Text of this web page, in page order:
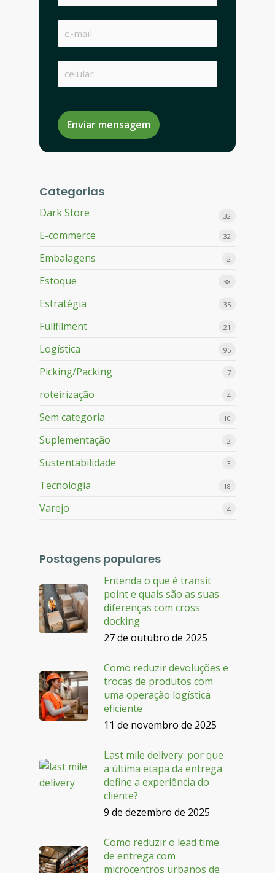
Enviar mensagem
Categorias
Dark Store 32
E-commerce 32
Embalagens 2
Estoque 38
Estratégia 35
Fullfilment 21
Logística 95
Picking/Packing 7
roteirização 4
Sem categoria 10
Suplementação 2
Sustentabilidade 3
Tecnologia 18
Varejo 4
Postagens populares
Entenda o que é transit
point e quais são as suas
diferenças com cross
docking
27 de outubro de 2025
Como reduzir devoluções e
trocas de produtos com
uma operação logística
eficiente
11 de novembro de 2025
Last mile delivery: por que
a última etapa da entrega
define a experiência do
cliente?
9 de dezembro de 2025
Como reduzir o lead time
de entrega com
microcentros urbanos de